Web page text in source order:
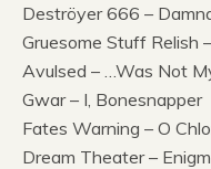
Deströyer 666 –
Gruesome Stuff Relish
Avulsed – …Was Not
Gwar – I, Bonesnapper
Fates Warning – O
Dream Theater –